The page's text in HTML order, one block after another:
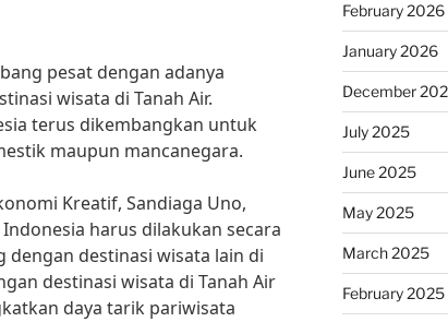
pesat dengan adanya
wisata di Tanah Air.
terus dikembangkan untuk
maupun mancanegara.
Kreatif, Sandiaga Uno,
harus dilakukan secara
destinasi wisata lain di
destinasi wisata di Tanah Air
daya tarik pariwisata
February 2026
January 2026
December
July 2025
June 2025
May 2025
March 2025
February 2025